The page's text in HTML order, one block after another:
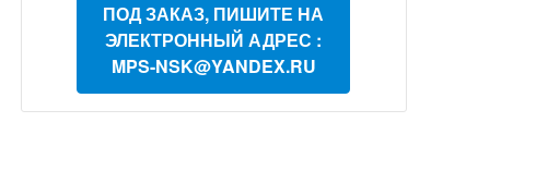
ПОД ЗАКАЗ, ПИШИТЕ НА
ЭЛЕКТРОННЫЙ АДРЕС :
MPS-NSK@YANDEX.RU